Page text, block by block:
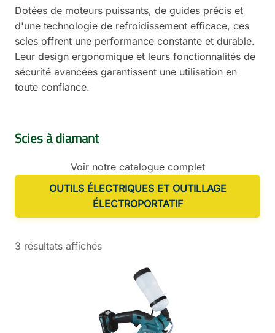
Dotées de moteurs puissants, de guides précis et
d'une technologie de refroidissement efficace, ces
scies offrent une performance constante et durable.
Leur design ergonomique et leurs fonctionnalités de
sécurité avancées garantissent une utilisation en
toute confiance.
Scies à diamant
Voir notre catalogue complet
OUTILS ÉLECTRIQUES ET OUTILLAGE
ÉLECTROPORTATIF
3 résultats affichés